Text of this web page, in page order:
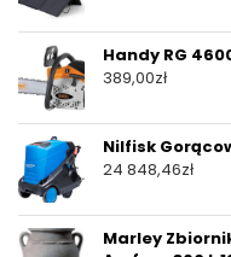
Handy RG
389,00zł
Nilfisk
24 848,46zł
Marley